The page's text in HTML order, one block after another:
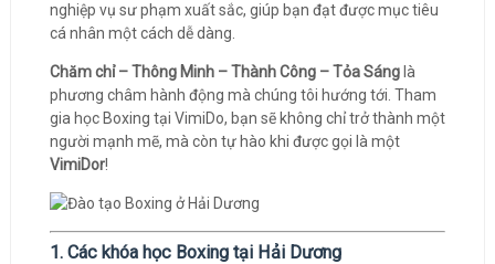
nghiệp vụ sư phạm xuất sắc, giúp bạn đạt được mục tiêu
cá nhân một cách dễ dàng.
Chăm chỉ – Thông Minh – Thành Công – Tỏa Sánglà
phương châm hành động mà chúng tôi hướng tới. Tham
gia học Boxing tại VimiDo, bạn sẽ không chỉ trở thành một
người mạnh mẽ, mà còn tự hào khi được gọi là một
VimiDor!
1. Các khóa học Boxing tại Hải Dương